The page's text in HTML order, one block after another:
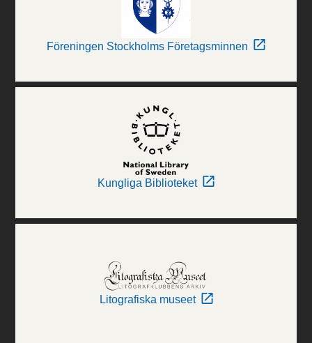
Föreningen Stockholms Företagsminnen
Kungliga Biblioteket
Litografiska museet